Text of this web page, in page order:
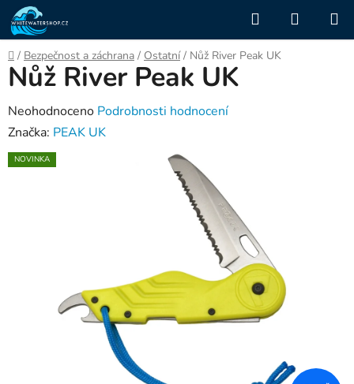
Přejít
na
obsah
Hledat
KOŠÍK
Domů
/ Bezpečnost a záchrana / Ostatní / Nůž River Peak UK
Nůž River Peak UK
Průměrné
hodnocení
produktu
Neohodnoceno Podrobnosti hodnocení
Značka: PEAK UK
NOVINKA